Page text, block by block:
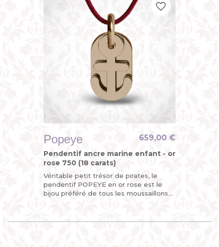
Popeye
Pendentif ancre marine enfant - or
rose 750 (18 carats)
Véritable petit trésor de pirates, le
pendentif POPEYE en or rose est le
bijou préféré de tous les moussaillons
659,00 €
favorite_border
favorite_border
favorite_border